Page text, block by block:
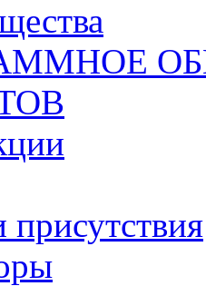
присутствия